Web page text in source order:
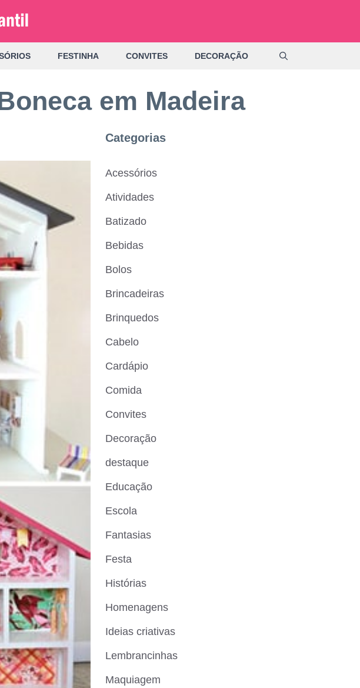
FESTINHA CONVITES DECORAÇÃO
em Madeira
Categorias
Acessórios
Atividades
Batizado
Bebidas
Bolos
Brincadeiras
Brinquedos
Cabelo
Cardápio
Comida
Convites
Decoração
destaque
Educação
Escola
Fantasias
Festa
Histórias
Homenagens
Ideias criativas
Lembrancinhas
Maquiagem